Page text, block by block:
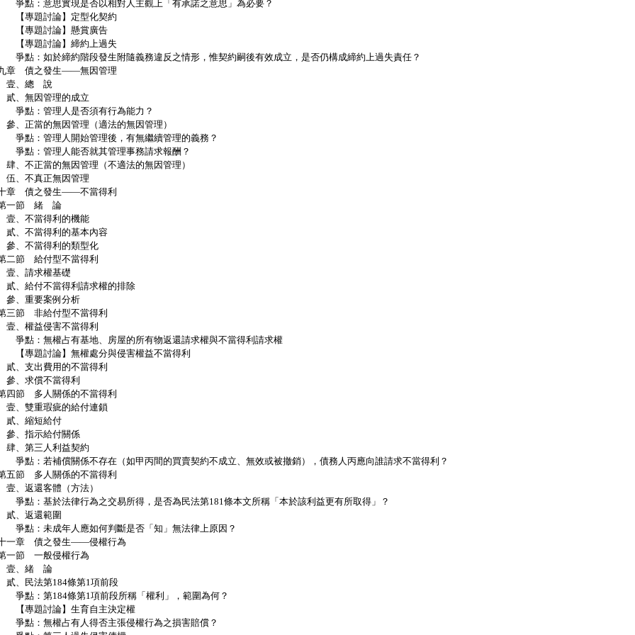
點：意思實現是否以相對人主觀上「有承諾之意思」為必要？
專題討論】定型化契約
專題討論】懸賞廣告
專題討論】締約上過失
點：如於締約階段發生附隨義務違反之情形，惟契約嗣後有效成立，是否仍構成締約上過失責任？
章 債之發生——無因管理
、總 說
、無因管理的成立
點：管理人是否須有行為能力？
、正當的無因管理（適法的無因管理）
點：管理人開始管理後，有無繼續管理的義務？
點：管理人能否就其管理事務請求報酬？
、不正當的無因管理（不適法的無因管理）
、不真正無因管理
章 債之發生——不當得利
一節 緒 論
、不當得利的機能
、不當得利的基本內容
、不當得利的類型化
二節 給付型不當得利
、請求權基礎
、給付不當得利請求權的排除
、重要案例分析
三節 非給付型不當得利
、權益侵害不當得利
點：無權占有基地、房屋的所有物返還請求權與不當得利請求權
專題討論】無權處分與侵害權益不當得利
、支出費用的不當得利
、求償不當得利
四節 多人關係的不當得利
、雙重瑕疵的給付連鎖
、縮短給付
、指示給付關係
、第三人利益契約
點：若補償關係不存在（如甲丙間的買賣契約不成立、無效或被撤銷），債務人丙應向誰請求不當得利？
五節 多人關係的不當得利
、返還客體（方法）
點：基於法律行為之交易所得，是否為民法第181條本文所稱「本於該利益更有所取得」？
、返還範圍
點：未成年人應如何判斷是否「知」無法律上原因？
一章 債之發生——侵權行為
一節 一般侵權行為
、緒 論
、民法第184條第1項前段
點：第184條第1項前段所稱「權利」，範圍為何？
專題討論】生育自主決定權
點：無權占有人得否主張侵權行為之損害賠償？